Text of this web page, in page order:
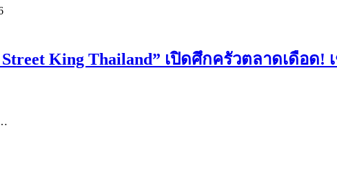
Street King Thailand” เปิดศึกครัวตลาดเดือ